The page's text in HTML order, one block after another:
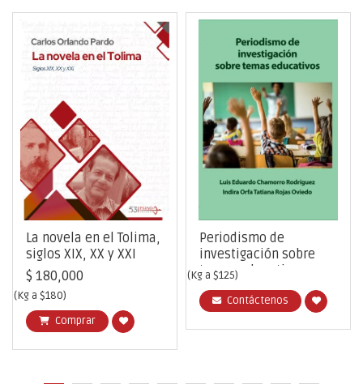
La novela en el Tolima,
siglos XIX, XX y XXI
$ 180,000
(Kg a $180)
Comprar
Periodismo de
investigación sobre
temas educativos
(Kg a $125)
Contáctenos